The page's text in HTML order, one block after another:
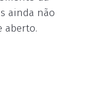
ainda não
aberto.